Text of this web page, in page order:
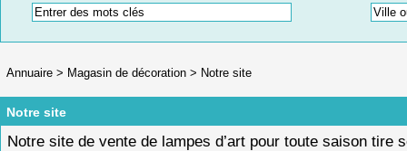
Annuaire > Magasin de décoration > Notre site
Notre site
Notre site de vente de lampes d’art pour toute saison tire